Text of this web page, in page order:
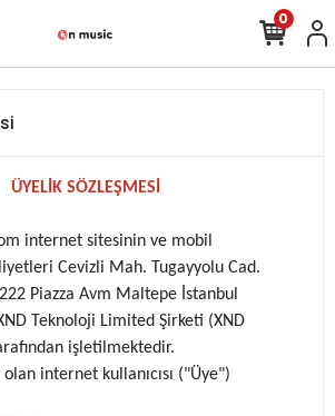
0
ÜYELİK SÖZLEŞMESİ
internet sitesinin ve mobil
Cevizli Mah. Tugayyolu Cad.
Piazza Avm Maltepe İstanbul
Teknoloji Limited Şirketi (XND
işletilmektedir.
internet kullanıcısı ("Üye")